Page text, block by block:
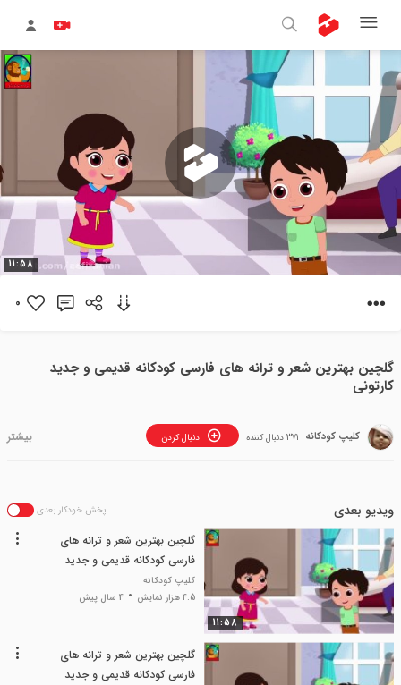
پخش
11:58
0
گلچین بهترین شعر و ترانه های فارسی کودکانه قدیمی و جدید
کارتونی
کلیپ کودکانه دنبال کردن 371 دنبال کننده
ویدیو بعدی پخش خودکار بعدی
11:58
گلچین بهترین شعر و ترانه های
فارسی کودکانه قدیمی و جدید
کارتونی
کلیپ کودکانه
4.5 هزار نمایش
4 سال پیش
گلچین بهترین شعر و ترانه های
فارسی کودکانه قدیمی و جدید